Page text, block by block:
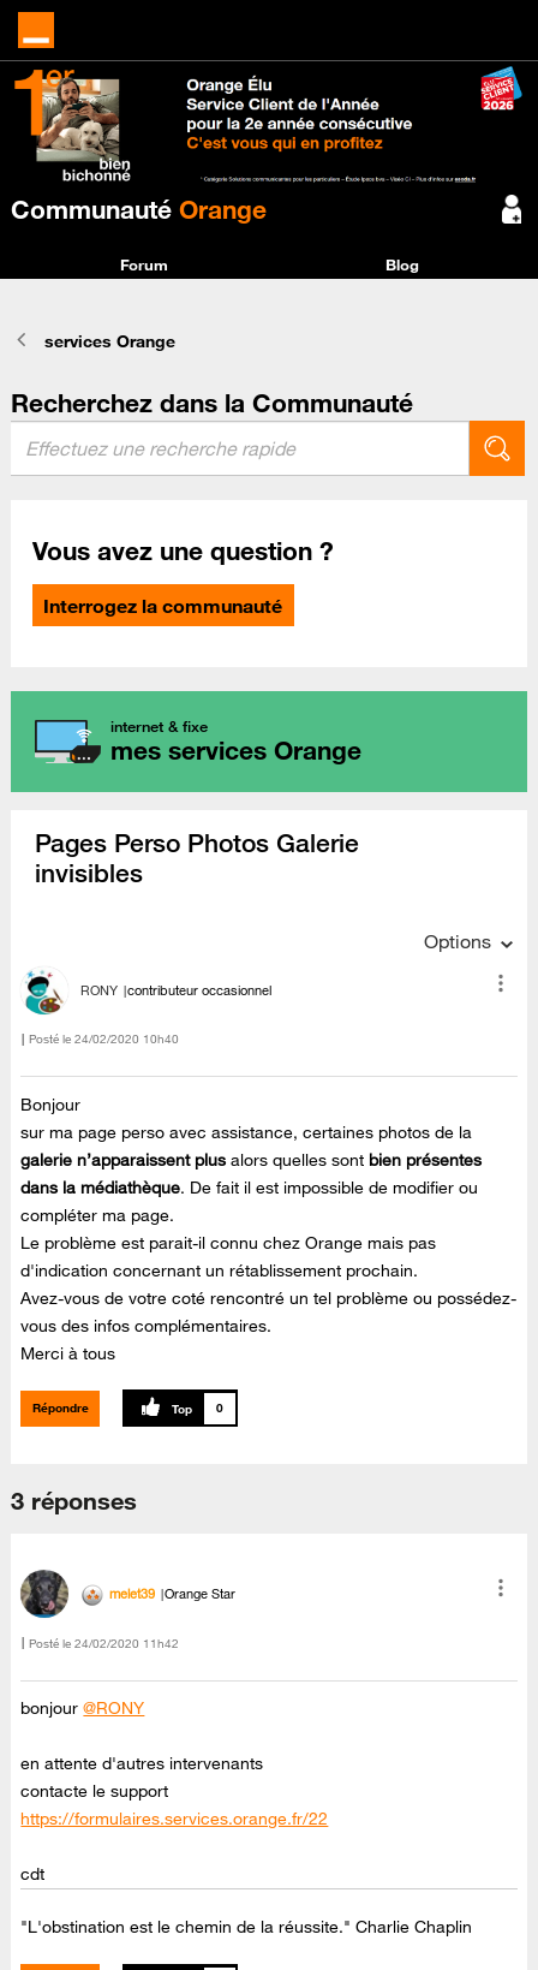
Communauté Orange
Forum Blog
services Orange
Recherchez dans la Communauté
Vous avez une question ?
Interrogez la communauté
internet & fixe
mes services Orange
Pages Perso Photos Galerie
invisibles
Options
RONY contributeur occasionnel
Posté le ‎24/02/2020 10h40
Bonjour
sur ma page perso avec assistance, certaines photos de la
galerie n’apparaissent plus alors quelles sont bien présentes
dans la médiathèque. De fait il est impossible de modifier ou
compléter ma page.
Le problème est parait-il connu chez Orange mais pas
d'indication concernant un rétablissement prochain.
Avez-vous de votre coté rencontré un tel problème ou possédez-
vous des infos complémentaires.
Merci à tous
Répondre 0
3 réponses
melet39 Orange Star
Posté le ‎24/02/2020 11h42
bonjour@RONY
en attente d'autres intervenants
contacte le support
https://formulaires.services.orange.fr/22
cdt
"L'obstination est le chemin de la réussite." Charlie Chaplin